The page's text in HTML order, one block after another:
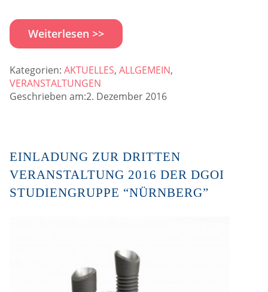
Weiterlesen >>
Kategorien: AKTUELLES, ALLGEMEIN,
VERANSTALTUNGEN
Geschrieben am:2. Dezember 2016
EINLADUNG ZUR DRITTEN
VERANSTALTUNG 2016 DER DGOI
STUDIENGRUPPE “NÜRNBERG”